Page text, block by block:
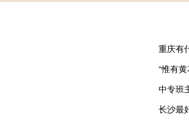
重庆有
“惟有
中专班
长沙最